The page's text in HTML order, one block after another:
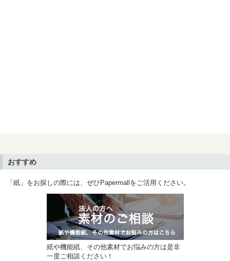
おすすめ
「紙」をお探しの際には、ぜひPapermallをご活用ください。
紙や機能紙、その他素材でお悩みの方は是非
一度ご相談ください！